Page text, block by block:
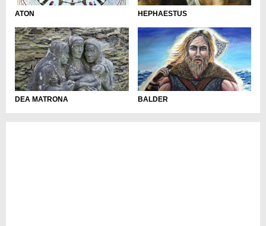
ATON HEPHAESTUS
DEA MATRONA BALDER